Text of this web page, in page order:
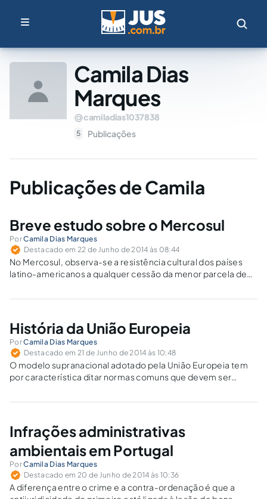
Camila Dias
Marques
camiladias1037838
5 Publicações
Publicações de Camila
Breve estudo sobre o Mercosul
PorCamila Dias Marques
Destacado em 22 de Junho de 2014 às 08:44
No Mercosul, observa-se a resistência cultural dos países
latino-americanos a qualquer cessão da menor parcela de
História da União Europeia
PorCamila Dias Marques
Destacado em 21 de Junho de 2014 às 10:48
O modelo supranacional adotado pela União Europeia tem
por característica ditar normas comuns que devem ser
desnecessária a transposição da legislação supranacional
Infrações administrativas
ambientais em Portugal
PorCamila Dias Marques
Destacado em 20 de Junho de 2014 às 10:36
A diferença entre o crime e a contra-ordenação é que a